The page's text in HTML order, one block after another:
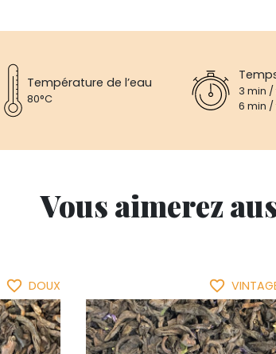
Température de l’eau
80°C
3 min
6 min
Vous aimerez
favorite_border DOUX favorite_border